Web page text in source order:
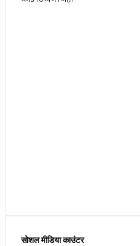
सोशल मीडिया काउंटर